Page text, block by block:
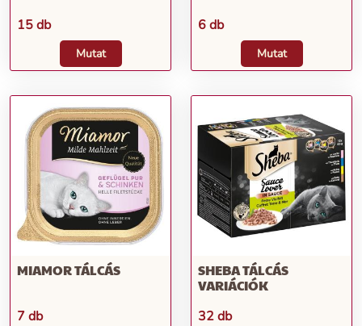
15 db
Mutat
6 db
Mutat
MIAMOR TÁLCÁS
7 db
SHEBA TÁLCÁS
VARIÁCIÓK
32 db